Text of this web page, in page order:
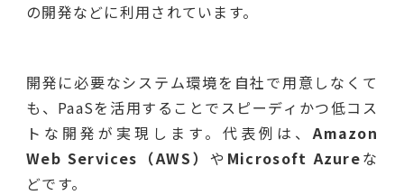
の開発などに利用されています。
開発に必要なシステム環境を自社で用意しなくて
も、PaaSを活用することでスピーディかつ低コス
トな開発が実現します。代表例は、Amazon
Web Services（AWS） や Microsoft Azureな
どです。